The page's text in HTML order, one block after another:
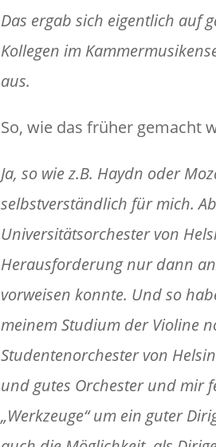
Das ergab sich eigentlich auf
Kollegen im
aus.
So, wie das früher gemacht
Ja, so wie z.B. Haydn oder
selbstverständlich für mich.
Universitätsorchester von
Herausforderung nur dann
vorweisen konnte. Und so
meinem Studium der Violine
Studentenorchester von
und gutes Orchester und mir
„Werkzeuge“ um ein guter